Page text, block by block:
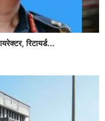
रिटायर्ड...